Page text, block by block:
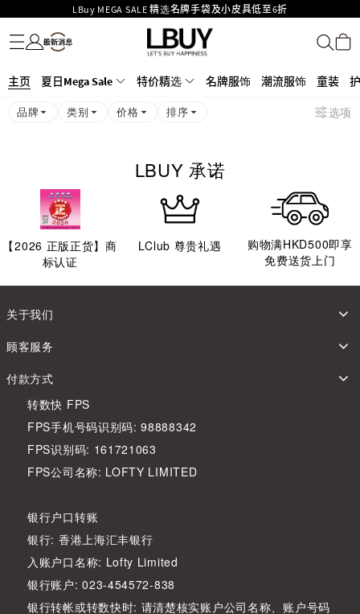
LBuy MEGA SALE 精选名牌手袋及小皮具低至6折
Goyard Hobo / Hobo Mini人气限量特别版限时原价低至75折!
LBuy呈献 - Hermès 及 Chanel 手袋及首饰低至6折，立即入手!
426号铺！
MOKO 1楼175号铺旗舰店特设名牌Hermès、CHANEL及LV专区！
购物满HKD500即享免运费！
名牌服饰
潮流服饰
童装
护肤美妆
香水香薰
个人护理
母婴护理
游戏及精品玩具
文仪用品
家居生活
电子产品
美食
医药保健
运动与户外用品
主页 夏日Mega Sale 特价精选 名牌服饰 潮流服饰 童装
品牌 类别 价格 排序 选项
LBUY 承诺
【2026 正版正货】商
标认证
LClub 尊贵礼遇
购物满HKD500即享
免费送货上门
关于我们
顾客服务
付款方式
转数快 FPS
FPS手机号码识别码: 98888342
FPS识别码: 161721063
FPS公司名称: LOFTY LIMITED
银行户口转账
银行: 香港上海汇丰银行
入账户口名称: Lofty Limited
银行账户: 023-454572-838
银行转帐或转数快时: 请清楚核实账户公司名称、账户号码